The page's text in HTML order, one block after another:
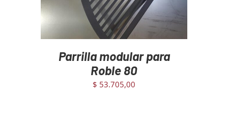
Parrilla modular para
Roble 80
$ 53.705,00